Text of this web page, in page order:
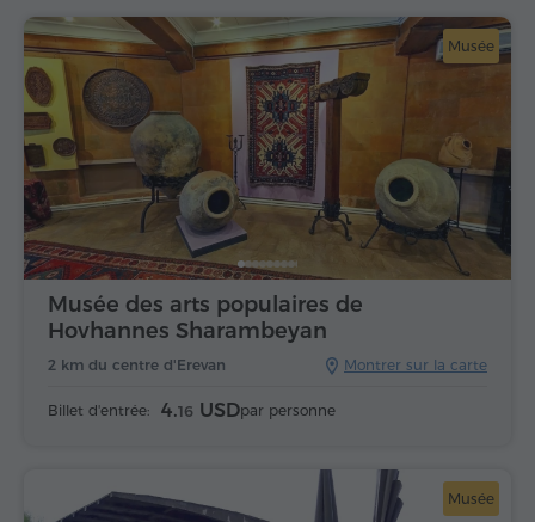
Musée
Montrer sur la carte
2 km du centre d'Erevan
Musée des arts populaires de
Hovhannes Sharambeyan
Billet d'entrée: 4.16 USDpar personne
Musée